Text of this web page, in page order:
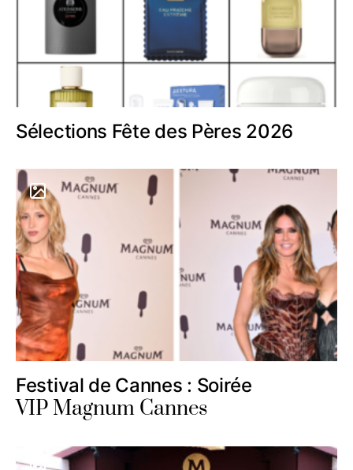
Sélections Fête des Pères 2026
Festival de Cannes : Soirée
VIP Magnum Cannes